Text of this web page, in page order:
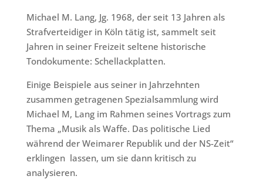
Michael M. Lang, Jg. 1968, der seit 13 Jahren als
Strafverteidiger in Köln tätig ist, sammelt seit
Jahren in seiner Freizeit seltene historische
Tondokumente: Schellackplatten.
Einige Beispiele aus seiner in Jahrzehnten
zusammen getragenen Spezialsammlung wird
Michael M, Lang im Rahmen seines Vortrags zum
Thema „Musik als Waffe. Das politische Lied
während der Weimarer Republik und der NS-Zeit“
erklingen lassen, um sie dann kritisch zu
analysieren.